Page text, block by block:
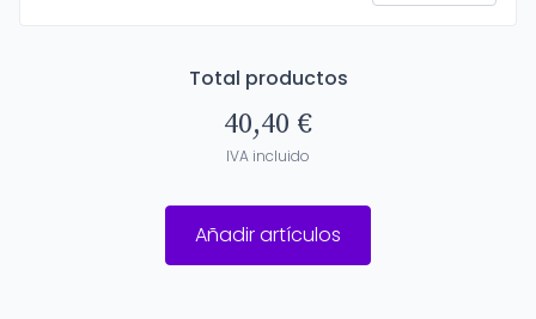
Total productos
40,40 €
IVA incluido
Añadir artículos